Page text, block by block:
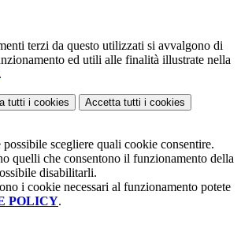
terzi da questo utilizzati si avvalgono di
ed utili alle finalità illustrate nella
.
tutti i cookies Accetta tutti i cookies
possibile scegliere quali cookie consentire.
quelli che consentono il funzionamento della
disabilitarli.
i cookie necessari al funzionamento potete
POLICY.